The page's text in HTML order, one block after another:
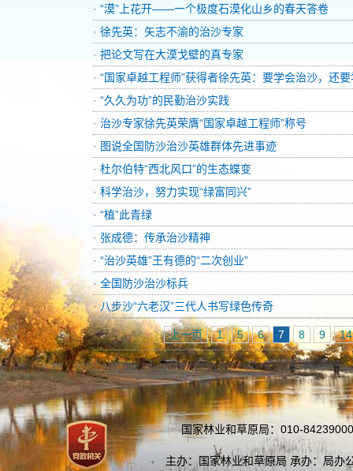
· “漠”上花开——一个极度石漠化山乡的春天答卷
· 徐先英：矢志不渝的治沙专家
· 把论文写在大漠戈壁的真专家
· “国家卓越工程师”获得者徐先英：要学会治沙，还
· “久久为功”的民勤治沙实践
· 治沙专家徐先英荣膺“国家卓越工程师”称号
· 图说全国防沙治沙英雄群体先进事迹
· 杜尔伯特“西北风口”的生态蝶变
· 科学治沙，努力实现“绿富同兴”
· “植”此青绿
· 张成德：传承治沙精神
· “治沙英雄”王有德的“二次创业”
· 全国防沙治沙标兵
· 八步沙“六老汉”三代人书写绿色传奇
上一页 1 5 6 7 8 9 14
国家林业和草原局：010-
主办：国家林业和草原局 承办：局办